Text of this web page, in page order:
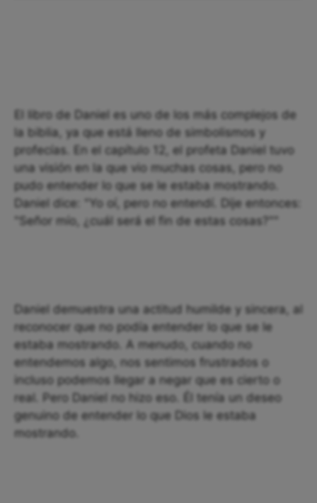
El libro de Daniel es uno de los más complejos de
la biblia, ya que está lleno de simbolismos y
profecías. En el capítulo 12, el profeta Daniel tuvo
una visión en la que vio muchas cosas, pero no
pudo entender lo que se le estaba mostrando.
Daniel dice: "Yo oí, pero no entendí. Dije entonces:
"Señor mío, ¿cuál será el fin de estas cosas?""
Daniel demuestra una actitud humilde y sincera, al
reconocer que no podía entender lo que se le
estaba mostrando. A menudo, cuando no
entendemos algo, nos sentimos frustrados o
incluso podemos llegar a negar que es cierto o
real. Pero Daniel no hizo eso. Él tenía un deseo
genuino de entender lo que Dios le estaba
mostrando.